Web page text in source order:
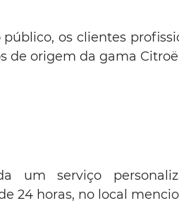
os clientes
de origem da gama
um serviço
24 horas, no local